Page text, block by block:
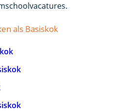
als Basiskok